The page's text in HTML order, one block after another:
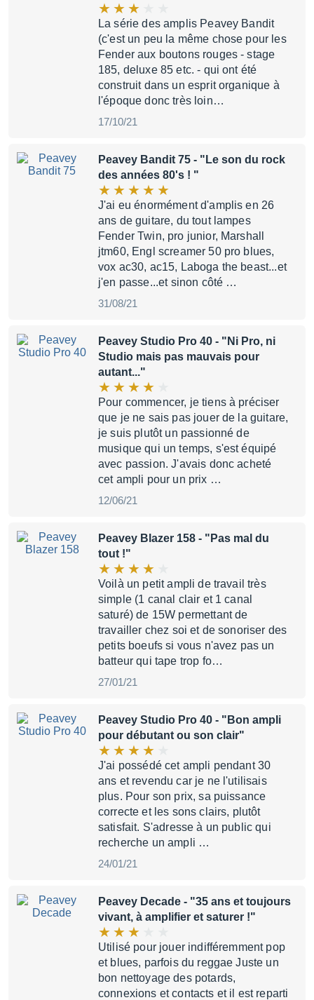
La série des amplis Peavey Bandit
(c'est un peu la même chose pour les
Fender aux boutons rouges - stage
185, deluxe 85 etc. - qui ont été
construit dans un esprit organique à
l'époque donc très loin…
17/10/21
Peavey Bandit 75 - "Le son du rock
des années 80's ! "
J'ai eu énormément d'amplis en 26
ans de guitare, du tout lampes
Fender Twin, pro junior, Marshall
jtm60, Engl screamer 50 pro blues,
vox ac30, ac15, Laboga the beast...et
j'en passe...et sinon côté …
31/08/21
Peavey Studio Pro 40 - "Ni Pro, ni
Studio mais pas mauvais pour
autant..."
Pour commencer, je tiens à préciser
que je ne sais pas jouer de la guitare,
je suis plutôt un passionné de
musique qui un temps, s'est équipé
avec passion. J'avais donc acheté
cet ampli pour un prix …
12/06/21
Peavey Blazer 158 - "Pas mal du
tout !"
Voilà un petit ampli de travail très
simple (1 canal clair et 1 canal
saturé) de 15W permettant de
travailler chez soi et de sonoriser des
petits boeufs si vous n'avez pas un
batteur qui tape trop fo…
27/01/21
Peavey Studio Pro 40 - "Bon ampli
pour débutant ou son clair"
J'ai possédé cet ampli pendant 30
ans et revendu car je ne l'utilisais
plus. Pour son prix, sa puissance
correcte et les sons clairs, plutôt
satisfait. S'adresse à un public qui
recherche un ampli …
24/01/21
Peavey Decade - "35 ans et toujours
vivant, à amplifier et saturer !"
Utilisé pour jouer indifféremment pop
et blues, parfois du reggae Juste un
bon nettoyage des potards,
connexions et contacts et il est reparti